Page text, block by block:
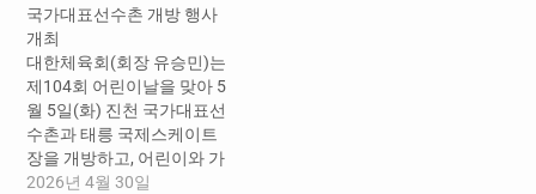
올해로 2회째를 맞았다. 오
늘 전달한 빵은 국가대표선
수촌 식당에서 가장 인기 있
는 음식 중 하나로, 이를 지역
사회 아이들에게 제공함으
로써…
국가대표선수촌 개방 행사
개최
대한체육회(회장 유승민)는
제104회 어린이날을 맞아 5
월 5일(화) 진천 국가대표선
수촌과 태릉 국제스케이트
장을 개방하고, 어린이와 가
족이 함께 참여할 수 있는 체
2026년 4월 30일